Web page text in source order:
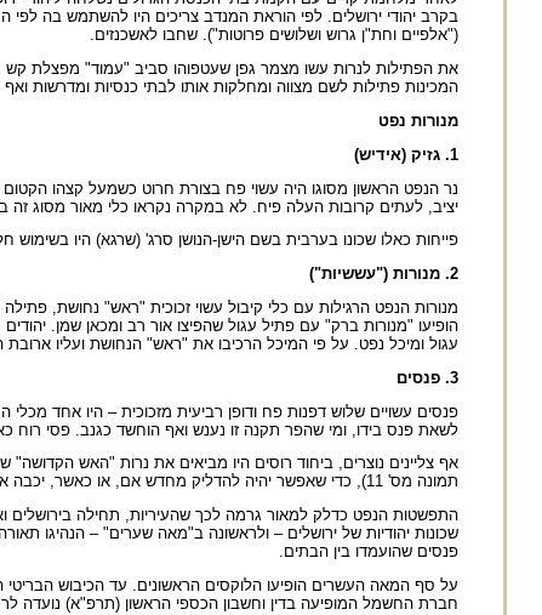
("אלפיים וחת"ן גרוש ושלושים פרוטות"). שחבו לאשכנזים.
את הפתילות לנרות עשו מצמר גפן שעטפוהו סביב "עמוד" מפצלת קש
המכינות פתילות לשם מצווה ומחלקות אותו לבתי כנסיות ומדרשות
מנורות נפט
1. גזיק (אידיש)
נר הנפט הראשון מסוגו היה עשוי פח בצורת חרוט כשמעל קצהו
יציב, לעתים קרובות העלה פיח. לא במקרה נקראו כלי מאור מסוג
פייחות כאלו שכונו בערבית בשם הישן-הנושן סרג' (שרגא) היו בשימוש
2. מנורות ("עששיות")
מנורות הנפט הרגילות עם כלי קיבול עשוי זכוכית "ראש" נחושת,
הופיעו "מנורות ברק" עם פתיל עגול שהפיצו אור רב ומכאן שמן.
עגול ומיכל נפט. על פי המיכל הרכיבו את "ראש" הנחושת ועליו ארובת
3. פנסים
פנסים עשויים שלוש דפנות פח ודופן רביעית מזכוכית – היו אחד
לשאת פנס בידו, ומי שהפר תקנה זו נענש ואף הוחשד כגנב. פסי רוח
אף צליינים נוצרים, ביחוד רוסים היו מביאים את נרות "האש
תמונה מס' 11), כדי שאפשר יהיה להדליק מחדש אם, או כאשר, יכבה אחד מהם.
התפשטות הנפט כדלק למאור גרמה לכך שהעיריות, תחילה בירושלים
שכונות יהודיות של ירושלים – ולראשונה ב"מאה שערים" – הנהיגו
פנסים שהועמדו בין הבתים.
על סף המאה העשרים הופיעו הלוקסים הראשונים. עד הכיבוש הבריטי
חברת החשמל המופיעה בדין וחשבון הכספי הראשון (תרפ"א) נועדה